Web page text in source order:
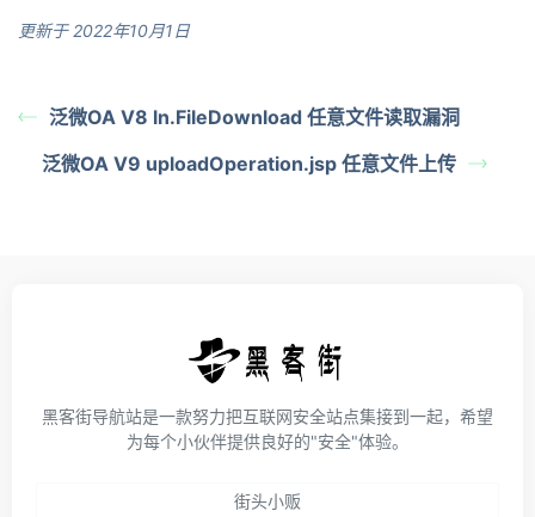
更新于 2022年10月1日
泛微OA V8 ln.FileDownload 任意文件读取漏洞
泛微OA V9 uploadOperation.jsp 任意文件上传
黑客街导航站是一款努力把互联网安全站点集接到一起，希望
为每个小伙伴提供良好的"安全"体验。
街头小贩